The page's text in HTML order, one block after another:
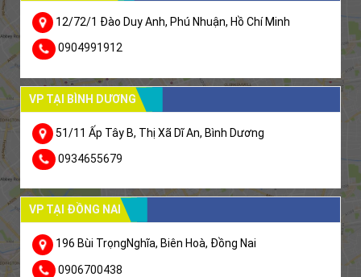
12/72/1 Đào Duy Anh, Phú Nhuận, Hồ Chí Minh
0904991912
VP TẠI BÌNH DƯƠNG
51/11 Ấp Tây B, Thị Xã Dĩ An, Bình Dương
0934655679
VP TẠI ĐỒNG NAI
196 Bùi TrọngNghĩa, Biên Hoà, Đồng Nai
0906700438